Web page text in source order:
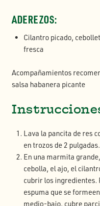
ADEREZOS:
Cilantro picado,
fresca
Acompañamientos
salsa habanera picante
Lava la pancita de res
en trozos de 2 pulgadas.
En una marmita
cebolla, el ajo, el
cubrir los ingredientes.
espuma que se
medio-bajo, cubre